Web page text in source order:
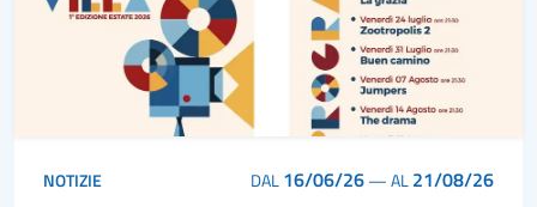
NOTIZIE DAL16/06/26—AL21/08/26